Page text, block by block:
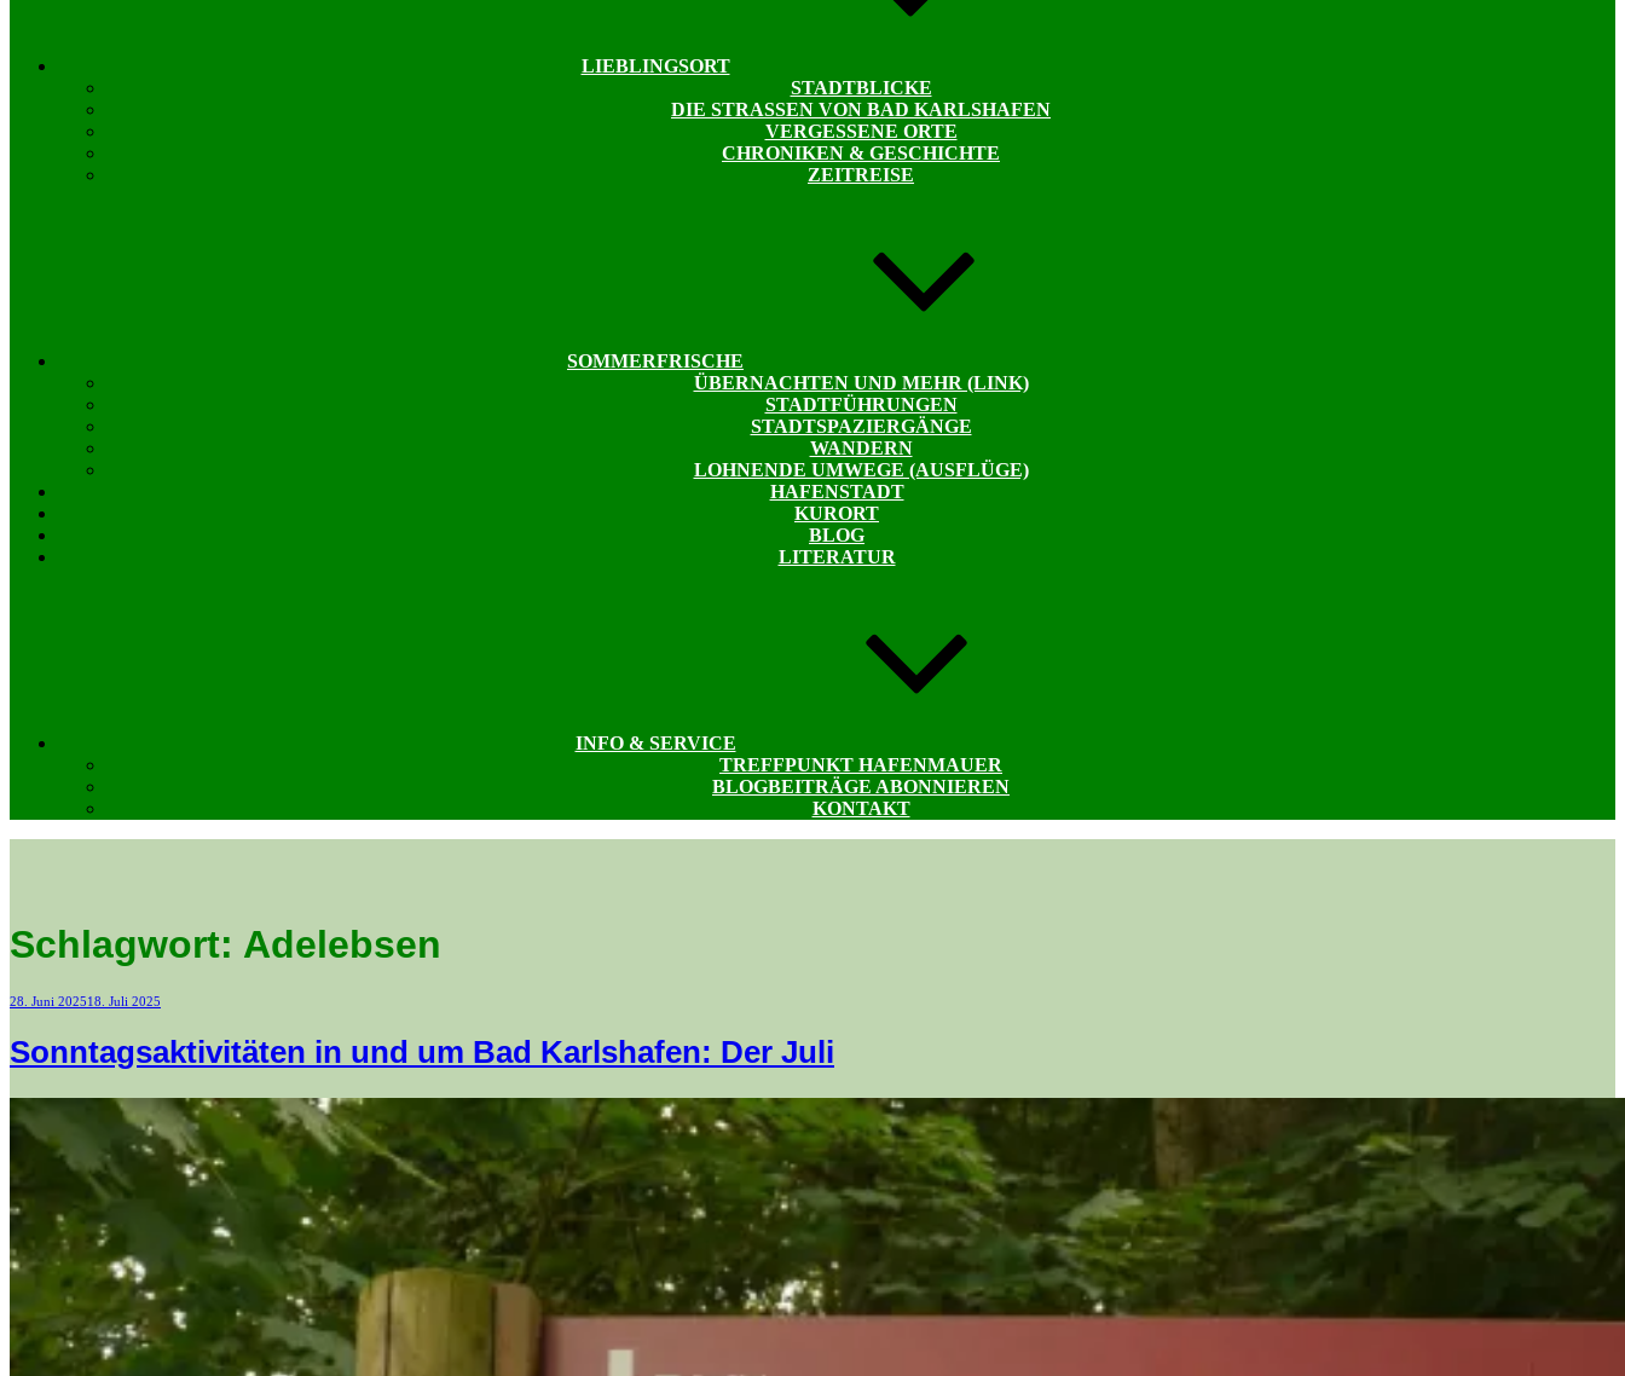
LIEBLINGSORT
STADTBLICKE
DIE STRASSEN VON BAD KARLSHAFEN
VERGESSENE ORTE
CHRONIKEN & GESCHICHTE
ZEITREISE
SOMMERFRISCHE
ÜBERNACHTEN UND MEHR (LINK)
STADTFÜHRUNGEN
STADTSPAZIERGÄNGE
WANDERN
LOHNENDE UMWEGE (AUSFLÜGE)
HAFENSTADT
KURORT
BLOG
LITERATUR
INFO & SERVICE
TREFFPUNKT HAFENMAUER
BLOGBEITRÄGE ABONNIEREN
KONTAKT
Schlagwort: Adelebsen
Veröffentlicht
28. Juni 202518. Juli 2025
Sonntagsaktivitäten in und um Bad Karlshafen: Der Juli